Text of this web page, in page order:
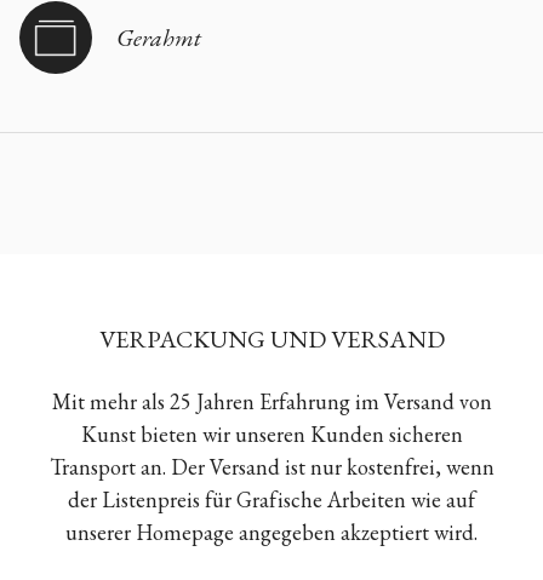
Gerahmt
VERPACKUNG UND VERSAND
Mit mehr als 25 Jahren Erfahrung im Versand von
Kunst bieten wir unseren Kunden sicheren
Transport an. Der Versand ist nur kostenfrei, wenn
der Listenpreis für Grafische Arbeiten wie auf
unserer Homepage angegeben akzeptiert wird.